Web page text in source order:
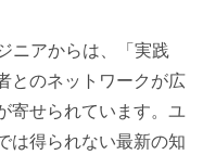
ニアからは、「実践
とのネットワークが広
寄せられています。ユ
は得られない最新の知